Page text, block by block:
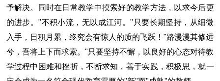
予解决。同时在日常教学中摸索好的教学方法，以求今后更
的进步。"不积小流，无以成江河。"只要长期坚持，从细微
入手，日积月累，终究会有惊人的质的飞跃！"路漫漫其修远
兮，吾将上下而求索。"只要坚持不懈，以良好的心态对待教
学过程中困难和挫折，不断求知，善于实践，积极思，就一